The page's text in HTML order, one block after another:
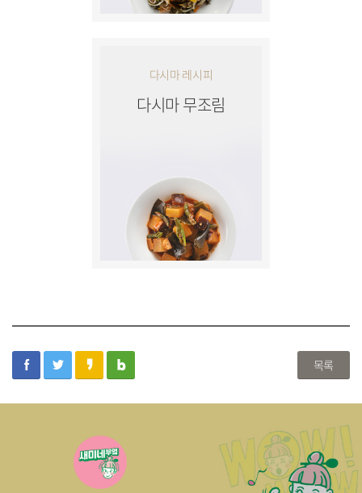
다시마 레시피
다시마 무조림
facebooktwitter kakaostory
blog 목록